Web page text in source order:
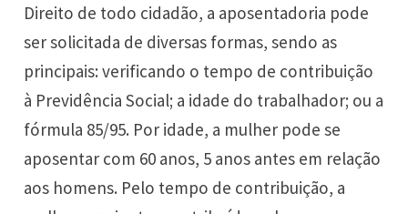
Direito de todo cidadão, a aposentadoria pode
ser solicitada de diversas formas, sendo as
principais: verificando o tempo de contribuição
à Previdência Social; a idade do trabalhador; ou a
fórmula 85/95. Por idade, a mulher pode se
aposentar com 60 anos, 5 anos antes em relação
aos homens. Pelo tempo de contribuição, a